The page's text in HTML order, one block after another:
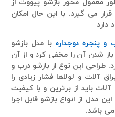
معمول محور بازشو پیووت از
۲۵ تا ۳۳ درصد قرار می گیرد. با این حال امکان
دارد.
و پنجره دوجداره با مدل بازشو
شدن آن را مخفی کرد و از آن
طراحی این نوع از بازشو درب و
آلات و لولاها فشار زیادی را
باید از برترین و با کیفیت
مدل از انواع بازشو قابل اجرا
باشد.